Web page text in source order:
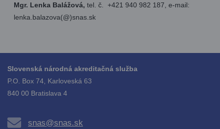
Mgr. Lenka Balážová, tel. č. +421 940 982 187, e-mail:
lenka.balazova(@)snas.sk
Slovenská národná akreditačná služba
P.O. Box 74, Karloveská 63
840 00 Bratislava 4
snas@snas.sk